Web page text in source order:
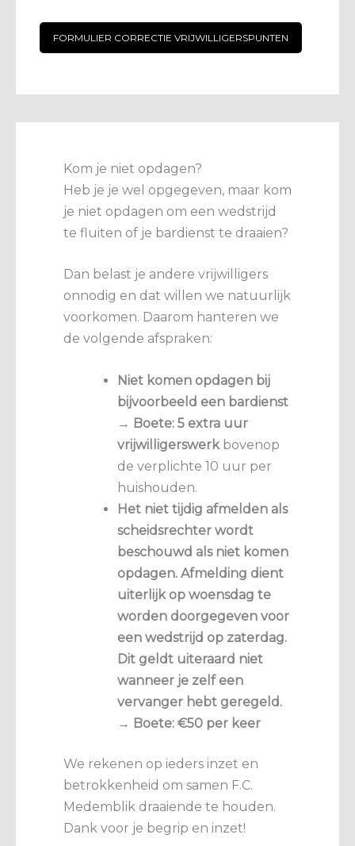
FORMULIER CORRECTIE VRIJWILLIGERSPUNTEN
Kom je niet opdagen?
Heb je je wel opgegeven, maar kom
je niet opdagen om een wedstrijd
te fluiten of je bardienst te draaien?
Dan belast je andere vrijwilligers
onnodig en dat willen we natuurlijk
voorkomen. Daarom hanteren we
de volgende afspraken:
Niet komen opdagen bij
bijvoorbeeld een bardienst
→ Boete: 5 extra uur
vrijwilligerswerkbovenop
de verplichte 10 uur per
huishouden.
Het niet tijdig afmelden als
scheidsrechter wordt
beschouwd als niet komen
opdagen. Afmelding dient
uiterlijk op woensdag te
worden doorgegeven voor
een wedstrijd op zaterdag.
Dit geldt uiteraard niet
wanneer je zelf een
vervanger hebt geregeld.
→ Boete: €50 per keer
We rekenen op ieders inzet en
betrokkenheid om samen F.C.
Medemblik draaiende te houden.
Dank voor je begrip en inzet!